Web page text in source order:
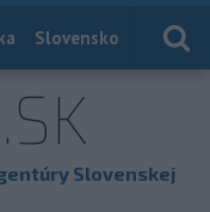
Slovensko
.SK
Slovenskej